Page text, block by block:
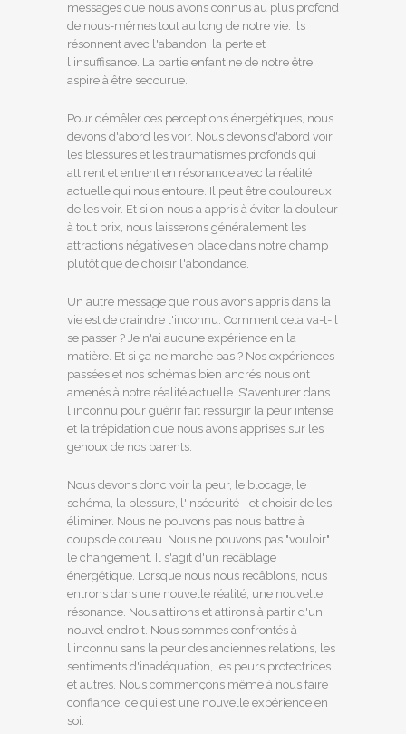
messages que nous avons connus au plus profond
de nous-mêmes tout au long de notre vie. Ils
résonnent avec l'abandon, la perte et
l'insuffisance. La partie enfantine de notre être
aspire à être secourue.
Pour démêler ces perceptions énergétiques, nous
devons d'abord les voir. Nous devons d'abord voir
les blessures et les traumatismes profonds qui
attirent et entrent en résonance avec la réalité
actuelle qui nous entoure. Il peut être douloureux
de les voir. Et si on nous a appris à éviter la douleur
à tout prix, nous laisserons généralement les
attractions négatives en place dans notre champ
plutôt que de choisir l'abondance.
Un autre message que nous avons appris dans la
vie est de craindre l'inconnu. Comment cela va-t-il
se passer ? Je n'ai aucune expérience en la
matière. Et si ça ne marche pas ? Nos expériences
passées et nos schémas bien ancrés nous ont
amenés à notre réalité actuelle. S'aventurer dans
l'inconnu pour guérir fait ressurgir la peur intense
et la trépidation que nous avons apprises sur les
genoux de nos parents.
Nous devons donc voir la peur, le blocage, le
schéma, la blessure, l'insécurité - et choisir de les
éliminer. Nous ne pouvons pas nous battre à
coups de couteau. Nous ne pouvons pas "vouloir"
le changement. Il s'agit d'un recâblage
énergétique. Lorsque nous nous recâblons, nous
entrons dans une nouvelle réalité, une nouvelle
résonance. Nous attirons et attirons à partir d'un
nouvel endroit. Nous sommes confrontés à
l'inconnu sans la peur des anciennes relations, les
sentiments d'inadéquation, les peurs protectrices
et autres. Nous commençons même à nous faire
confiance, ce qui est une nouvelle expérience en
soi.